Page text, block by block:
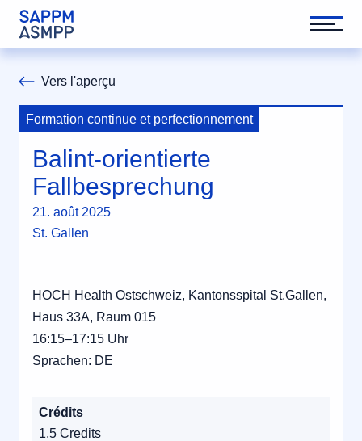
Vers l'aperçu
Formation continue et perfectionnement
Balint-orientierte
Fallbesprechung
21. août 2025
St. Gallen
HOCH Health Ostschweiz, Kantonsspital St.Gallen,
Haus 33A, Raum 015
16:15–17:15 Uhr
Sprachen: DE
Crédits
1.5 Credits